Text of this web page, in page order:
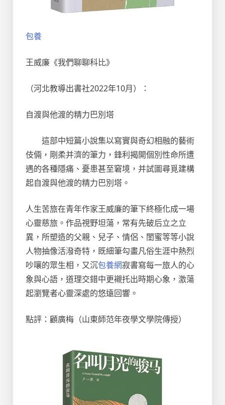
包養
王威廉《我們聊聊科比》
（河北教導出書社2022年10月）：
自渡與他渡的精力巴別塔
這部中短篇小說集以寫實與奇幻相融的藝術
伎倆，剛柔并濟的筆力，鋒利揭開個別性命所遭
遇的各種隱痛、憂患甚至窘境，并試圖尋覓建構
起自渡與他渡的精力巴別塔。
人生苦旅在青年作家王威廉的筆下終極化成一場
心靈慈旅。作品視野坦蕩，常有先破后立之立
異，所塑造的父親、兒子、情侶、閨蜜等等小說
人物抽像活潑奇特，既細筆勾畫凡俗生涯中熱烈
吵嚷的眾生相，又沉包養網寂書寫每一旅人的心
象與心語，道理交錯中更襯托出時期心象，激蕩
起瀏覽者心靈深處的悠遠回響。
點評：顧廣梅（山東師范年夜學文學院傳授）